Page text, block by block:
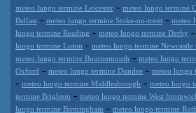
meteo lungo termine Leicester - meteo lungo termine
Belfast - meteo lungo termine Stoke-on-trent - meteo
lungo termine Reading - meteo lungo termine Derby -
lungo termine Luton - meteo lungo termine Newcastle
meteo lungo termine Bournemouth - meteo lungo
Oxford - meteo lungo termine Dundee - meteo lungo
- meteo lungo termine Middlesbrough - meteo lungo
termine Brighton - meteo lungo termine West
lungo termine Birmingham - meteo lungo termine